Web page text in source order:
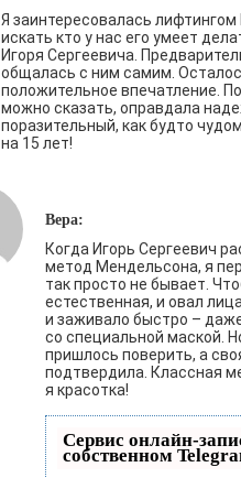
Я заинтересовалась
искать кто у нас его умеет
Игоря Сергеевича.
общалась с ним самим.
положительное впечатление.
можно сказать, оправдала
поразительный, как будто
на 15 лет!
Вера:
Когда Игорь Сергеевич
метод Мендельсона, я
так просто не бывает.
естественная, и овал
и заживало быстро –
со специальной маской.
пришлось поверить, а
подтвердила. Классная
я красотка!
Сервис онлайн-
собственном